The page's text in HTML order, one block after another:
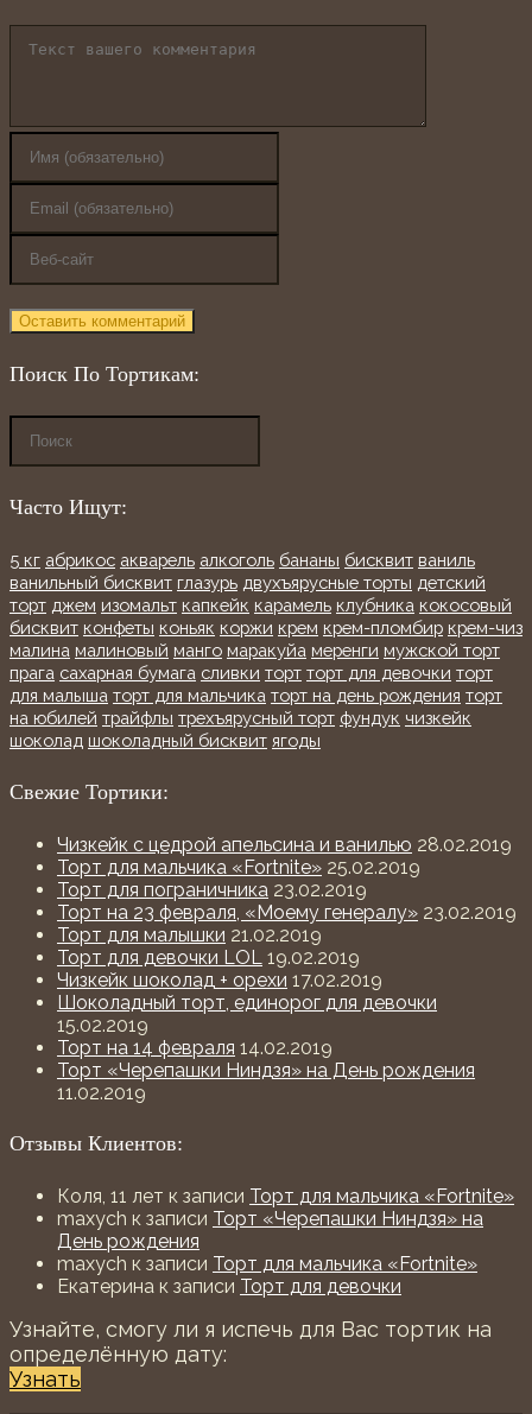
Поиск По Тортикам:
Часто Ищут:
5 кг абрикос акварель алкоголь бананы бисквит ваниль
ванильный бисквит глазурь двухъярусные торты детский
торт джем изомальт капкейк карамель клубника кокосовый
бисквит конфеты коньяк коржи крем крем-пломбир крем-чиз
малина малиновый манго маракуйа меренги мужской торт
прага сахарная бумага сливки торт торт для девочки торт
для малыша торт для мальчика торт на день рождения торт
на юбилей трайфлы трехъярусный торт фундук чизкейк
шоколад шоколадный бисквит ягоды
Свежие Тортики:
Чизкейк с цедрой апельсина и ванилью 28.02.2019
Торт для мальчика «Fortnite» 25.02.2019
Торт для пограничника 23.02.2019
Торт на 23 февраля, «Моему генералу» 23.02.2019
Торт для малышки 21.02.2019
Торт для девочки LOL 19.02.2019
Чизкейк шоколад + орехи 17.02.2019
Шоколадный торт, единорог для девочки
15.02.2019
Торт на 14 февраля 14.02.2019
Торт «Черепашки Ниндзя» на День рождения
11.02.2019
Отзывы Клиентов:
Коля, 11 лет к записи Торт для мальчика «Fortnite»
maxych к записи Торт «Черепашки Ниндзя» на
День рождения
maxych к записи Торт для мальчика «Fortnite»
Екатерина к записи Торт для девочки
Узнайте, смогу ли я испечь для Вас тортик на
определённую дату:
Узнать